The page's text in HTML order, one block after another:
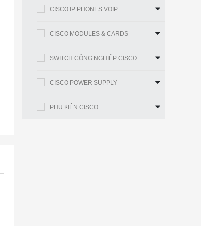
CISCO IP PHONES VOIP
CISCO MODULES & CARDS
SWITCH CÔNG NGHIỆP CISCO
CISCO POWER SUPPLY
PHỤ KIỆN CISCO